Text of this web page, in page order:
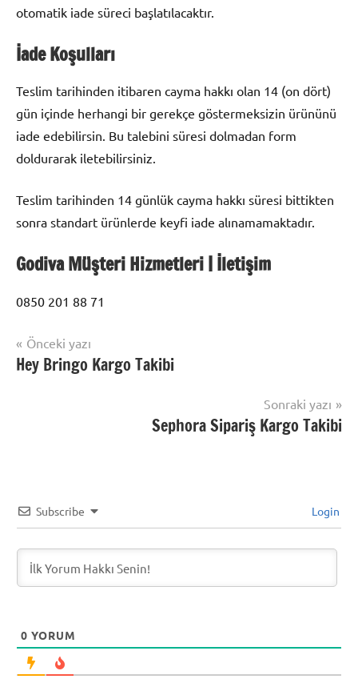
otomatik iade süreci başlatılacaktır.
İade Koşulları
Teslim tarihinden itibaren cayma hakkı olan 14 (on dört)
gün içinde herhangi bir gerekçe göstermeksizin ürününü
iade edebilirsin. Bu talebini süresi dolmadan form
doldurarak iletebilirsiniz.
Teslim tarihinden 14 günlük cayma hakkı süresi bittikten
sonra standart ürünlerde keyfi iade alınamamaktadır.
Godiva Müşteri Hizmetleri | İletişim
0850 201 88 71
Şununla
etiketlenmiş:
Kargo
Yazı
gezinmesi
Önceki yazı
Hey Bringo Kargo Takibi
Sonraki yazı
Sephora Sipariş Kargo Takibi
Subscribe Login
0 YORUM